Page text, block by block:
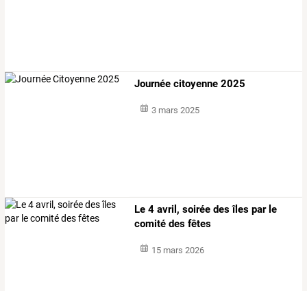
Journée citoyenne 2025
3 mars 2025
Le 4 avril, soirée des îles par le
comité des fêtes
15 mars 2026